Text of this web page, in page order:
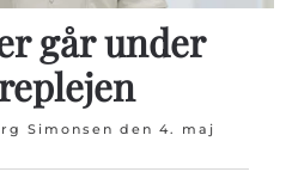
går under
Simonsen den 4. maj